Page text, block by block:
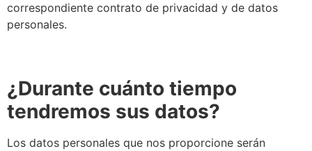
correspondiente contrato de privacidad y de datos
personales.
¿Durante cuánto tiempo
tendremos sus datos?
Los datos personales que nos proporcione serán